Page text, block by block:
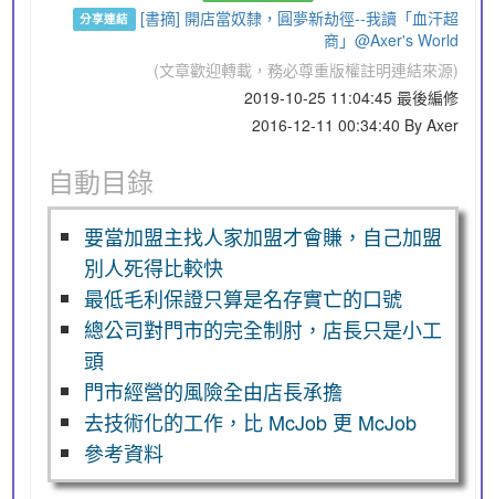
分享連結
[書摘] 開店當奴隸，圓夢新劫徑--我讀「血汗超
商」@Axer's World
(文章歡迎轉載，務必尊重版權註明連結來源)
2019-10-25 11:04:45 最後編修
2016-12-11 00:34:40 By Axer
自動目錄
要當加盟主找人家加盟才會賺，自己加盟
別人死得比較快
最低毛利保證只算是名存實亡的口號
總公司對門市的完全制肘，店長只是小工
頭
門市經營的風險全由店長承擔
去技術化的工作，比 McJob 更 McJob
參考資料